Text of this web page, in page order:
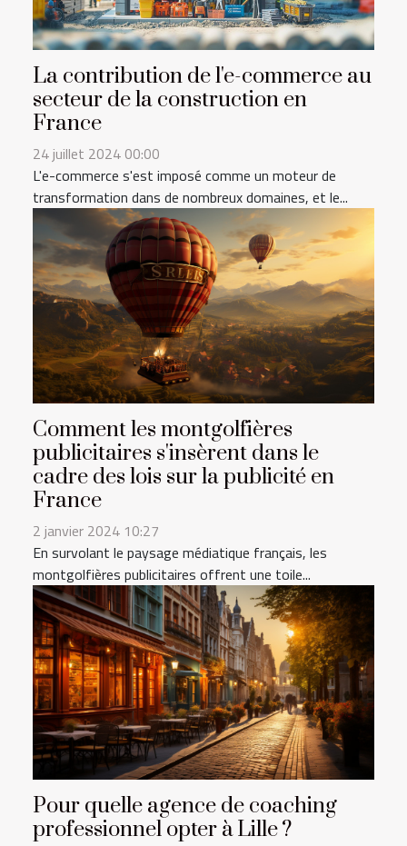
La contribution de l'e-commerce au
secteur de la construction en
France
24 juillet 2024 00:00
L'e-commerce s'est imposé comme un moteur de
transformation dans de nombreux domaines, et le...
Comment les montgolfières
publicitaires s'insèrent dans le
cadre des lois sur la publicité en
France
2 janvier 2024 10:27
En survolant le paysage médiatique français, les
montgolfières publicitaires offrent une toile...
Pour quelle agence de coaching
professionnel opter à Lille ?